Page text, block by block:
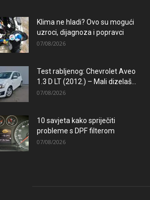
Klima ne hladi? Ovo su mogući
uzroci, dijagnoza i popravci
07/08/2026
Test rabljenog: Chevrolet Aveo
1.3 D LT (2012.) – Mali dizelaš...
07/08/2026
10 savjeta kako spriječiti
probleme s DPF filterom
07/08/2026